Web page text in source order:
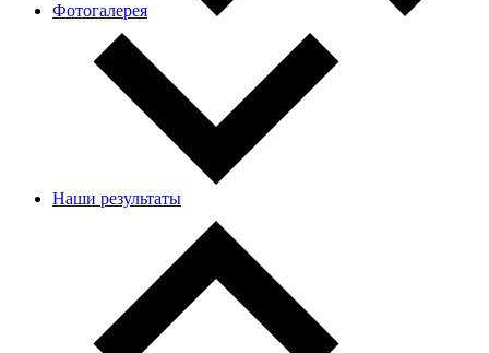
Фотогалерея
Наши результаты